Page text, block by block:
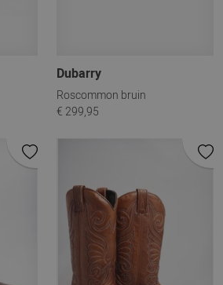
Dubarry
Roscommon bruin
€ 299,95